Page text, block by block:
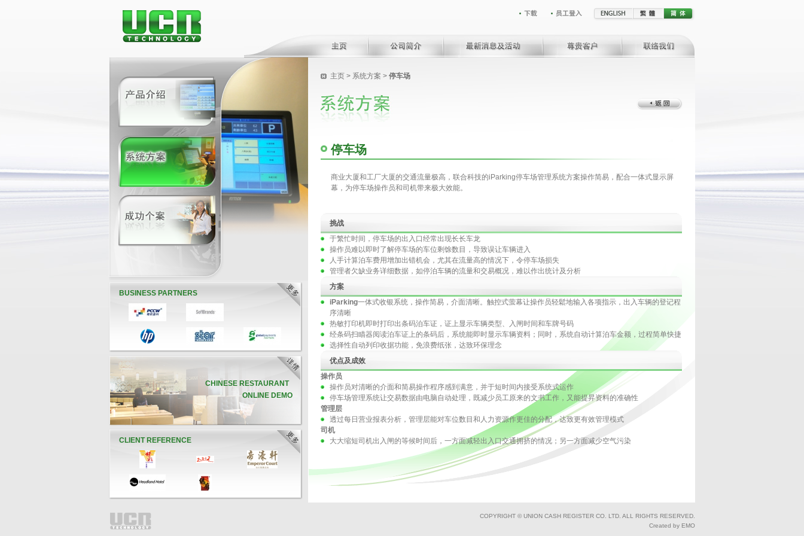
BUSINESS PARTNERS
CHINESE RESTAURANT
ONLINE DEMO
CLIENT REFERENCE
主页 > 系统方案 > 停车场
停车场
商业大厦和工厂大厦的交通流量极高，联合科技的iParking停车场管理系统方案操作简易，配合一体式显示屏
幕，为停车场操作员和司机带来极大效能。
挑战
于繁忙时间，停车场的出入口经常出现长长车龙
操作员难以即时了解停车场的车位剩馀数目，导致误让车辆进入
人手计算泊车费用增加出错机会，尤其在流量高的情况下，令停车场损失
管理者欠缺业务详细数据，如停泊车辆的流量和交易概况，难以作出统计及分析
方案
iParking一体式收银系统，操作简易，介面清晰。触控式萤幕让操作员轻鬆地输入各项指示，出入车辆的登记程
序清晰
热敏打印机即时打印出条码泊车证，证上显示车辆类型、入闸时间和车牌号码
经条码扫瞄器阅读泊车证上的条码后，系统能即时显示车辆资料；同时，系统自动计算泊车金额，过程简单快捷
选择性自动列印收据功能，免浪费纸张，达致环保理念
优点及成效
操作员
操作员对清晰的介面和简易操作程序感到满意，并于短时间内接受系统式运作
停车场管理系统让交易数据由电脑自动处理，既减少员工原来的文书工作，又能提昇资料的准确性
管理层
透过每日营业报表分析，管理层能对车位数目和人力资源作更佳的分配，达致更有效管理模式
司机
大大缩短司机出入闸的等候时间后，一方面减轻出入口交通拥挤的情况；另一方面减少空气污染
COPYRIGHT © UNION CASH REGISTER CO. LTD. ALL RIGHTS RESERVED.
Created by EMO